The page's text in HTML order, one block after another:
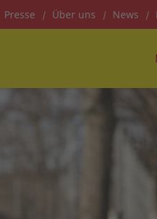
Presse Über uns News